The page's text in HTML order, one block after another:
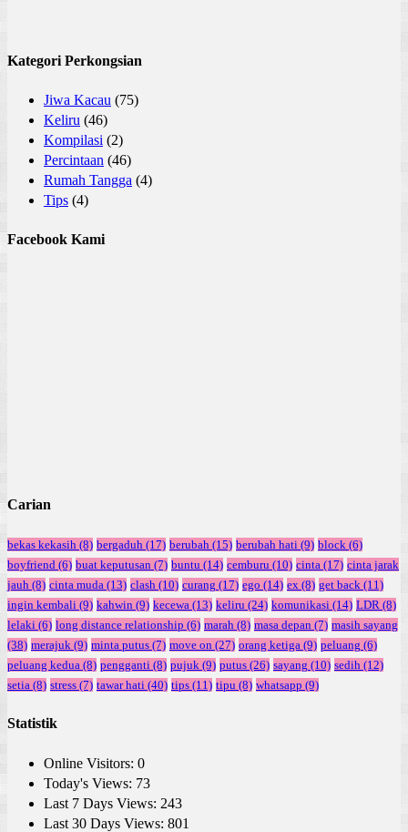
Kategori Perkongsian
Jiwa Kacau (75)
Keliru (46)
Kompilasi (2)
Percintaan (46)
Rumah Tangga (4)
Tips (4)
Facebook Kami
Carian
bekas kekasih (8) bergaduh (17) berubah (15) berubah hati (9) block (6)
boyfriend (6) buat keputusan (7) buntu (14) cemburu (10) cinta (17) cinta jarak
jauh (8) cinta muda (13) clash (10) curang (17) ego (14) ex (8) get back (11)
ingin kembali (9) kahwin (9) kecewa (13) keliru (24) komunikasi (14) LDR (8)
lelaki (6) long distance relationship (6) marah (8) masa depan (7) masih sayang
(38) merajuk (9) minta putus (7) move on (27) orang ketiga (9) peluang (6)
peluang kedua (8) pengganti (8) pujuk (9) putus (26) sayang (10) sedih (12)
setia (8) stress (7) tawar hati (40) tips (11) tipu (8) whatsapp (9)
Statistik
Online Visitors: 0
Today's Views: 73
Last 7 Days Views: 243
Last 30 Days Views: 801